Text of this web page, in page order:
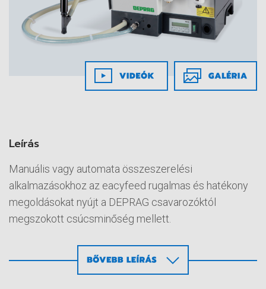
Leírás
Manuális vagy automata összeszerelési
alkalmazásokhoz az eacyfeed rugalmas és hatékony
megoldásokat nyújt a DEPRAG csavarozóktól
megszokott csúcsminőség mellett.